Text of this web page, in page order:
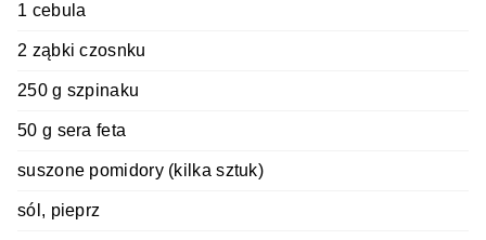
1 cebula
2 ząbki czosnku
250 g szpinaku
50 g sera feta
suszone pomidory (kilka sztuk)
sól, pieprz